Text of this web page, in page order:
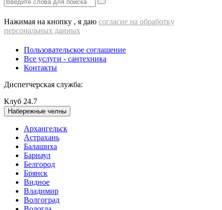
Нажимая на кнопку , я даю согласие на обработку
персональных данных
Пользовательское соглашение
Все услуги - cантехника
Контакты
Диспетчерская служба:
Клуб 24.7
Набережные челны
Архангельск
Астрахань
Балашиха
Барнаул
Белгород
Брянск
Видное
Владимир
Волгоград